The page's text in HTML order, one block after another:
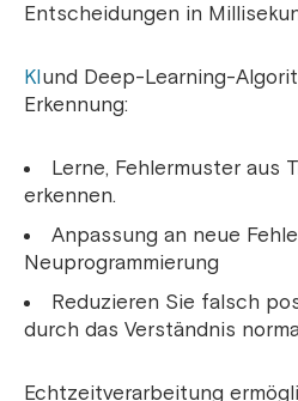
Entscheidungen in
KIund Deep-Learning-
Erkennung:
Lerne, Fehlermuster aus
erkennen.
Anpassung an neue
Neuprogrammierung
Reduzieren Sie falsch
durch das Verständnis
Echtzeitverarbeitung